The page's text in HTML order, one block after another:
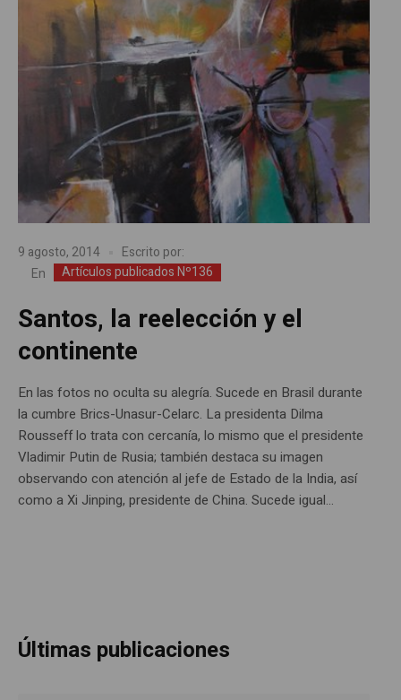
9 agosto, 2014
Escrito por:
En
Artículos publicados Nº136
Santos, la reelección y el
continente
En las fotos no oculta su alegría. Sucede en Brasil durante
la cumbre Brics-Unasur-Celarc. La presidenta Dilma
Rousseff lo trata con cercanía, lo mismo que el presidente
Vladimir Putin de Rusia; también destaca su imagen
observando con atención al jefe de Estado de la India, así
como a Xi Jinping, presidente de China. Sucede igual...
Últimas publicaciones